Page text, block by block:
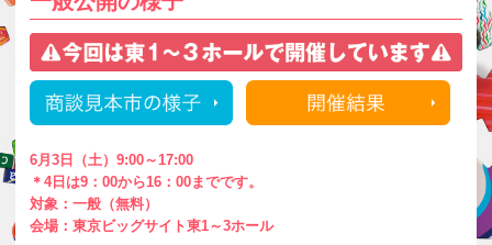
商談見本市ご来場の皆様へ
報道関係の皆様へ
出展社のイベント
一般公開よくある質問
6月3日（土）9:00～17:00
＊4日は9：00から16：00までです。
対象：一般（無料）
会場：東京ビッグサイト東1～3ホール